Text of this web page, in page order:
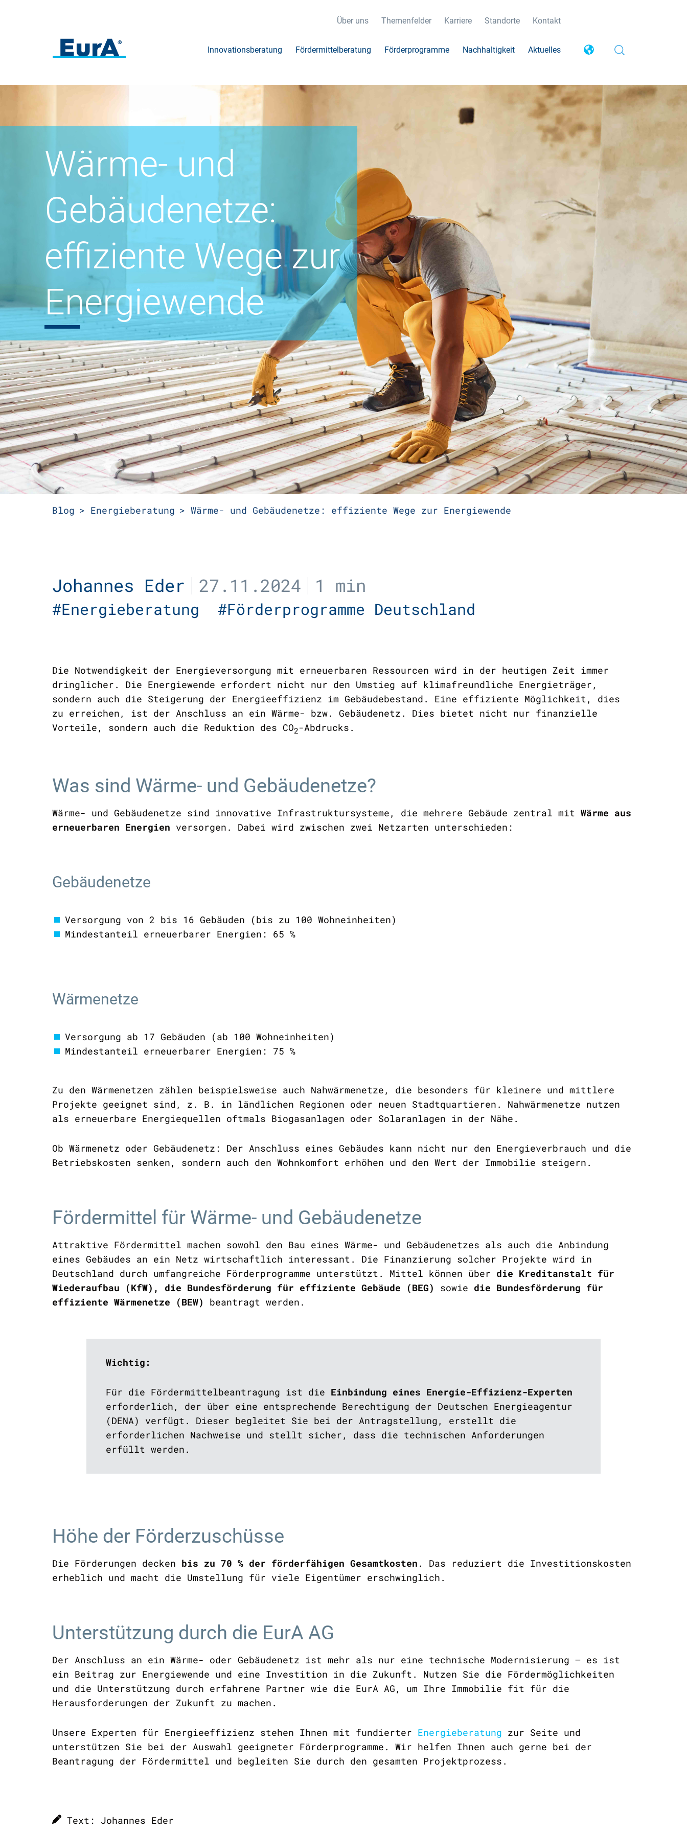
Über uns Themenfelder Karriere Standorte Kontakt
Innovationsberatung Fördermittelberatung Förderprogramme Nachhaltigkeit Aktuelles
Wärme- und
Gebäudenetze:
effiziente Wege zur
Energiewende
Blog Energieberatung Wärme- und Gebäudenetze: effiziente Wege zur Energiewende
Johannes Eder 27.11.2024 1 min
#Energieberatung #Förderprogramme Deutschland
Die Notwendigkeit der Energieversorgung mit erneuerbaren Ressourcen wird in der heutigen Zeit immer
dringlicher. Die Energiewende erfordert nicht nur den Umstieg auf klimafreundliche Energieträger,
sondern auch die Steigerung der Energieeffizienz im Gebäudebestand. Eine effiziente Möglichkeit, dies
zu erreichen, ist der Anschluss an ein Wärme- bzw. Gebäudenetz. Dies bietet nicht nur finanzielle
Vorteile, sondern auch die Reduktion des CO2-Abdrucks.
Was sind Wärme- und Gebäudenetze?
Wärme- und Gebäudenetze sind innovative Infrastruktursysteme, die mehrere Gebäude zentral mit Wärme aus
erneuerbaren Energien versorgen. Dabei wird zwischen zwei Netzarten unterschieden:
Gebäudenetze
Versorgung von 2 bis 16 Gebäuden (bis zu 100 Wohneinheiten)
Mindestanteil erneuerbarer Energien: 65 %
Wärmenetze
Versorgung ab 17 Gebäuden (ab 100 Wohneinheiten)
Mindestanteil erneuerbarer Energien: 75 %
Zu den Wärmenetzen zählen beispielsweise auch Nahwärmenetze, die besonders für kleinere und mittlere
Projekte geeignet sind, z. B. in ländlichen Regionen oder neuen Stadtquartieren. Nahwärmenetze nutzen
als erneuerbare Energiequellen oftmals Biogasanlagen oder Solaranlagen in der Nähe.
Ob Wärmenetz oder Gebäudenetz: Der Anschluss eines Gebäudes kann nicht nur den Energieverbrauch und die
Betriebskosten senken, sondern auch den Wohnkomfort erhöhen und den Wert der Immobilie steigern.
Fördermittel für Wärme- und Gebäudenetze
Attraktive Fördermittel machen sowohl den Bau eines Wärme- und Gebäudenetzes als auch die Anbindung
eines Gebäudes an ein Netz wirtschaftlich interessant. Die Finanzierung solcher Projekte wird in
Deutschland durch umfangreiche Förderprogramme unterstützt. Mittel können über die Kreditanstalt für
Wiederaufbau (KfW), die Bundesförderung für effiziente Gebäude (BEG) sowie die Bundesförderung für
effiziente Wärmenetze (BEW) beantragt werden.
Wichtig:
Für die Fördermittelbeantragung ist die Einbindung eines Energie-Effizienz-Experten
erforderlich , der über eine entsprechende Berechtigung der Deutschen Energieagentur
(DENA) verfügt. Dieser begleitet Sie bei der Antragstellung, erstellt die
erforderlichen Nachweise und stellt sicher, dass die technischen Anforderungen
erfüllt werden.
Höhe der Förderzuschüsse
Die Förderungen decken bis zu 70 % der förderfähigen Gesamtkosten . Das reduziert die Investitionskosten
erheblich und macht die Umstellung für viele Eigentümer erschwinglich.
Unterstützung durch die EurA AG
Der Anschluss an ein Wärme- oder Gebäudenetz ist mehr als nur eine technische Modernisierung – es ist
ein Beitrag zur Energiewende und eine Investition in die Zukunft. Nutzen Sie die Fördermöglichkeiten
und die Unterstützung durch erfahrene Partner wie die EurA AG, um Ihre Immobilie fit für die
Herausforderungen der Zukunft zu machen.
Unsere Experten für Energieeffizienz stehen Ihnen mit fundierter Energieberatung zur Seite und
unterstützen Sie bei der Auswahl geeigneter Förderprogramme. Wir helfen Ihnen auch gerne bei der
Beantragung der Fördermittel und begleiten Sie durch den gesamten Projektprozess.
Text: Johannes Eder